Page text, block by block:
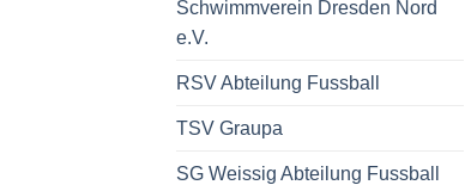
Schwimmverein Dresden Nord
e.V.
RSV Abteilung Fussball
TSV Graupa
SG Weissig Abteilung Fussball